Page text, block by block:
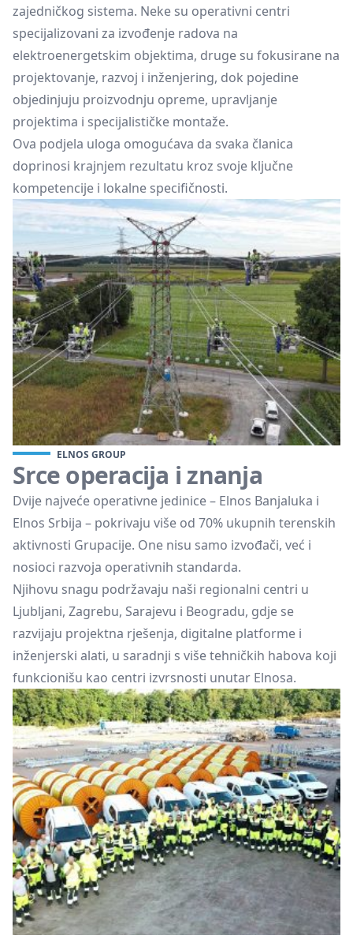
zajedničkog sistema. Neke su operativni centri
specijalizovani za izvođenje radova na
elektroenergetskim objektima, druge su fokusirane na
projektovanje, razvoj i inženjering, dok pojedine
objedinjuju proizvodnju opreme, upravljanje
projektima i specijalističke montaže.
Ova podjela uloga omogućava da svaka članica
doprinosi krajnjem rezultatu kroz svoje ključne
kompetencije i lokalne specifičnosti.
ELNOS GROUP
Srce operacija i znanja
Dvije najveće operativne jedinice – Elnos Banjaluka i
Elnos Srbija – pokrivaju više od 70% ukupnih terenskih
aktivnosti Grupacije. One nisu samo izvođači, već i
nosioci razvoja operativnih standarda.
Njihovu snagu podržavaju naši regionalni centri u
Ljubljani, Zagrebu, Sarajevu i Beogradu, gdje se
razvijaju projektna rješenja, digitalne platforme i
inženjerski alati, u saradnji s više tehničkih habova koji
funkcionišu kao centri izvrsnosti unutar Elnosa.